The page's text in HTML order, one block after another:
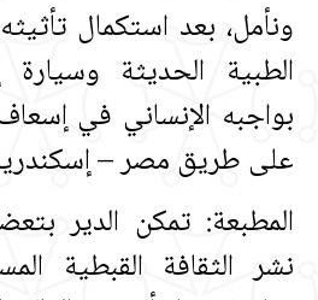
ونأمل، بعد استكمال
الطبية الحديثة
بواجبه الإنساني في
على طريق مصر –
المطبعة‏:‏ تمكن الدير
نشر الثقافة القبطية